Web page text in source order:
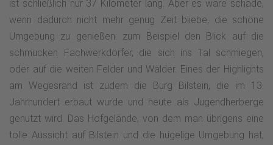
ist schließlich nur 37 Kilometer lang. Aber es wäre schade,
wenn dadurch nicht mehr genug Zeit bliebe, die schöne
Umgebung zu genießen: zum Beispiel den Blick auf die
schmucken Fachwerkdörfer, die sich ins Tal schmiegen,
oder auf die weiten Felder und Wälder. Eines der Highlights
am Wegesrand ist zudem die Burg Bilstein, die im 13.
Jahrhundert erbaut wurde und heute als Jugendherberge
genutzt wird. Das Hofgelände, von dem man übrigens eine
tolle Aussicht auf Bilstein und die hügelige Umgebung hat,